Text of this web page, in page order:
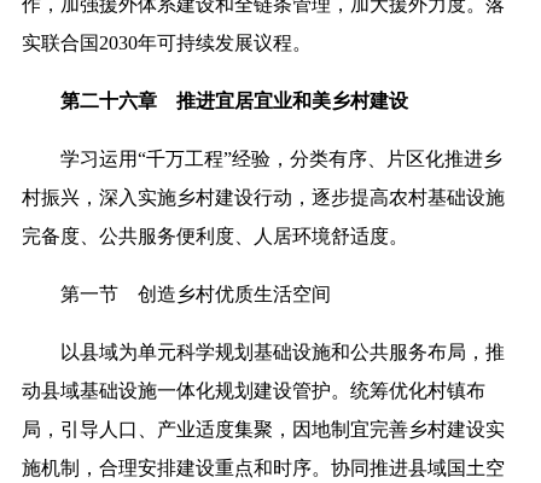
作，加强援外体系建设和全链条管理，加大援外力度。落
实联合国2030年可持续发展议程。
第二十六章 推进宜居宜业和美乡村建设
学习运用“千万工程”经验，分类有序、片区化推进乡
村振兴，深入实施乡村建设行动，逐步提高农村基础设施
完备度、公共服务便利度、人居环境舒适度。
第一节 创造乡村优质生活空间
以县域为单元科学规划基础设施和公共服务布局，推
动县域基础设施一体化规划建设管护。统筹优化村镇布
局，引导人口、产业适度集聚，因地制宜完善乡村建设实
施机制，合理安排建设重点和时序。协同推进县域国土空